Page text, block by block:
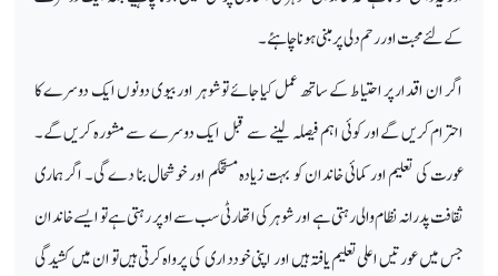
کے لئے محبت اور رحم دلی پر مبنی ہونا چاہئے۔
اگر ان اقدارپر احتیاط کے ساتھ عمل کیا جائے توشوہر اور بیوی دونوں ایک دوسرے کا
احترام کریں گےاور کوئی اہم فیصلہ لینے سے قبل ایک دوسرے سے مشورہ کریں گے۔
عورت کی تعلیم اور کمائی خاندان کو بہت زیادہ مستحکم اور خوشحال بنا دے گی۔ اگر ہماری
ثقافت پدرانہ نظام والی رہتی ہے اور شوہرکی اتھارٹی سب سے اوپر رہتی ہے تو ایسے خاندان
جس میں عورتیں اعلی تعلیم یافتہ ہیں اور اپنی خودداری کی پرواہ کرتی ہیں تو ان میں کشیدگی